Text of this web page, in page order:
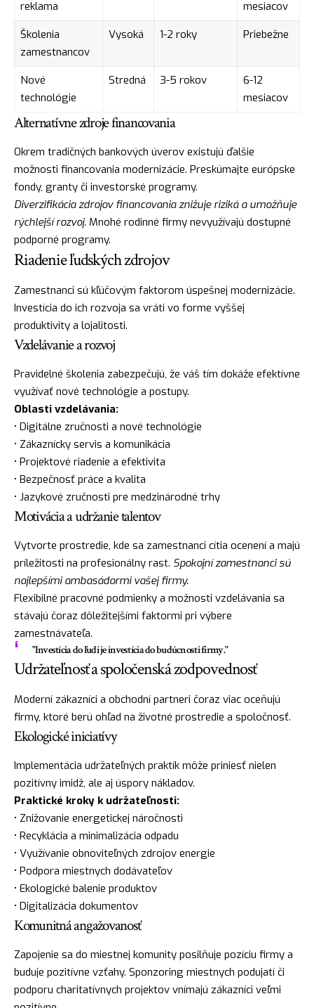
reklama
mesiacov
Školenia
zamestnancov
Vysoká 1-2 roky Priebežne
Nové
technológie
Stredná 3-5 rokov
6-12
mesiacov
Alternatívne zdroje financovania
Okrem tradičných bankových úverov existujú ďalšie
možnosti financovania modernizácie. Preskúmajte európske
fondy, granty či investorské programy.
Diverzifikácia zdrojov financovania znižuje riziká a umožňuje
rýchlejší rozvoj. Mnohé rodinné firmy nevyužívajú dostupné
podporné programy.
Riadenie ľudských zdrojov
Zamestnanci sú kľúčovým faktorom úspešnej modernizácie.
Investícia do ich rozvoja sa vráti vo forme vyššej
produktivity a lojalitosti.
Vzdelávanie a rozvoj
Pravidelné školenia zabezpečujú, že váš tím dokáže efektívne
využívať nové technológie a postupy.
Oblasti vzdelávania:
• Digitálne zručnosti a nové technológie
• Zákaznícky servis a komunikácia
• Projektové riadenie a efektivita
• Bezpečnosť práce a kvalita
• Jazykové zručnosti pre medzinárodné trhy
Motivácia a udržanie talentov
Vytvorte prostredie, kde sa zamestnanci cítia ocenení a majú
príležitosti na profesionálny rast. Spokojní zamestnanci sú
najlepšími ambasádormi vašej firmy.
Flexibilné pracovné podmienky a možnosti vzdelávania sa
stávajú čoraz dôležitejšími faktormi pri výbere
zamestnávateľa.
"Investícia do ľudí je investícia do budúcnosti firmy."
Udržateľnosť a spoločenská zodpovednosť
Moderní zákazníci a obchodní partneri čoraz viac oceňujú
firmy, ktoré berú ohľad na životné prostredie a spoločnosť.
Ekologické iniciatívy
Implementácia udržateľných praktík môže priniesť nielen
pozitívny imidž, ale aj úspory nákladov.
Praktické kroky k udržateľnosti:
• Znižovanie energetickej náročnosti
• Recyklácia a minimalizácia odpadu
• Využívanie obnoviteľných zdrojov energie
• Podpora miestnych dodávateľov
• Ekologické balenie produktov
• Digitalizácia dokumentov
Komunitná angažovanosť
Zapojenie sa do miestnej komunity posilňuje pozíciu firmy a
buduje pozitívne vzťahy. Sponzoring miestnych podujatí či
podporu charitatívnych projektov vnímajú zákazníci veľmi